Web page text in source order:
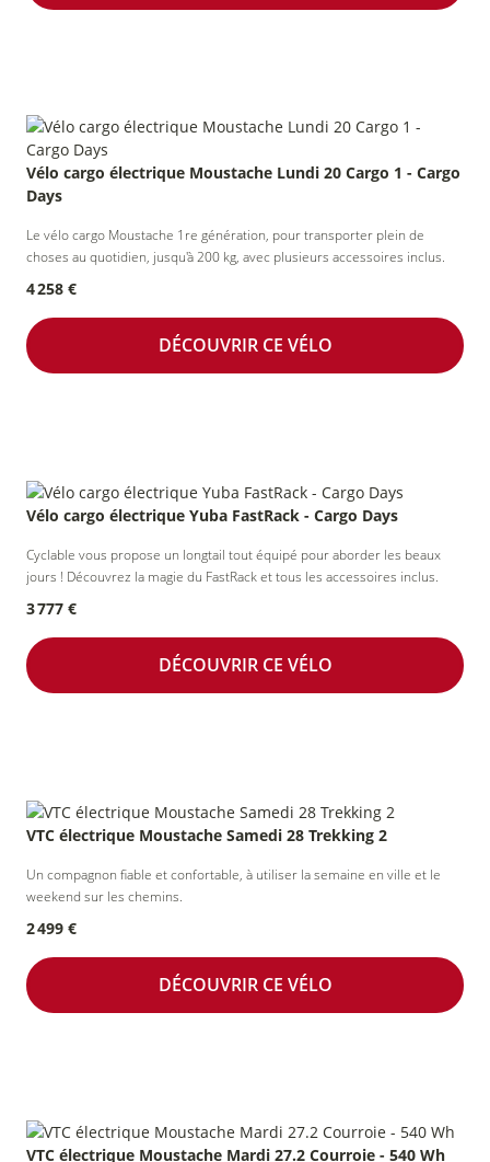
Vélo cargo électrique Moustache Lundi 20 Cargo 1 - Cargo
Days
Le vélo cargo Moustache 1re génération, pour transporter plein de
choses au quotidien, jusqu'à 200 kg, avec plusieurs accessoires inclus.
4 258 €
DÉCOUVRIR CE VÉLO
Vélo cargo électrique Yuba FastRack - Cargo Days
Cyclable vous propose un longtail tout équipé pour aborder les beaux
jours ! Découvrez la magie du FastRack et tous les accessoires inclus.
3 777 €
DÉCOUVRIR CE VÉLO
VTC électrique Moustache Samedi 28 Trekking 2
Un compagnon fiable et confortable, à utiliser la semaine en ville et le
weekend sur les chemins.
2 499 €
DÉCOUVRIR CE VÉLO
VTC électrique Moustache Mardi 27.2 Courroie - 540 Wh